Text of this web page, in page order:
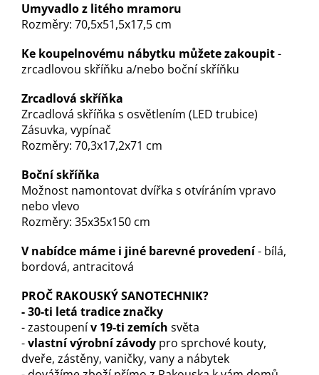
Umyvadlo z litého mramoru
Rozměry: 70,5x51,5x17,5 cm
Ke koupelnovému nábytku můžete zakoupit-
zrcadlovou skříňku a/nebo boční skříňku
Zrcadlová skříňka
Zrcadlová skříňka s osvětlením (LED trubice)
Zásuvka, vypínač
Rozměry: 70,3x17,2x71 cm
Boční skříňka
Možnost namontovat dvířka s otvíráním vpravo
nebo vlevo
Rozměry: 35x35x150 cm
V nabídce máme i jiné barevné provedení- bílá,
bordová, antracitová
PROČ RAKOUSKÝ SANOTECHNIK?
-30-ti letá tradice značky
- zastoupenív 19-ti zemích světa
-vlastní výrobní závody pro sprchové kouty,
dveře, zástěny, vaničky, vany a nábytek